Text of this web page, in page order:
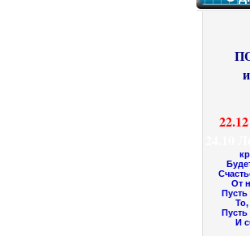
22.12
От
Пусть
Пусть
И